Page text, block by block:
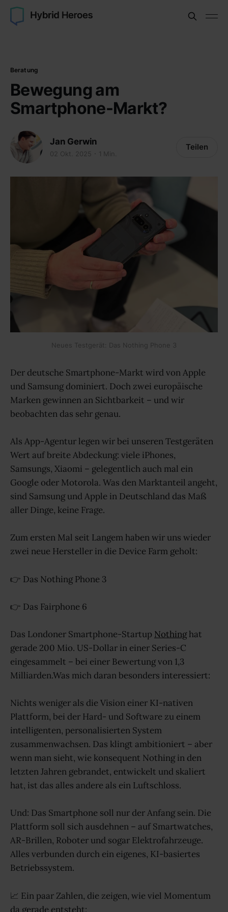
Beratung
Bewegung am
Smartphone-Markt?
Jan Gerwin
02 Okt. 2025 1 Min.
Teilen
Neues Testgerät: Das Nothing Phone 3
Der deutsche Smartphone-Markt wird von Apple
und Samsung dominiert. Doch zwei europäische
Marken gewinnen an Sichtbarkeit – und wir
beobachten das sehr genau.
Als App-Agentur legen wir bei unseren Testgeräten
Wert auf breite Abdeckung: viele iPhones,
Samsungs, Xiaomi – gelegentlich auch mal ein
Google oder Motorola. Was den Marktanteil angeht,
sind Samsung und Apple in Deutschland das Maß
aller Dinge, keine Frage.
Zum ersten Mal seit Langem haben wir uns wieder
zwei neue Hersteller in die Device Farm geholt:
👉 Das Nothing Phone 3
👉 Das Fairphone 6
Das Londoner Smartphone-Startup Nothinghat
gerade 200 Mio. US-Dollar in einer Series-C
eingesammelt – bei einer Bewertung von 1,3
Milliarden.Was mich daran besonders interessiert:
Nichts weniger als die Vision einer KI-nativen
Plattform, bei der Hard- und Software zu einem
intelligenten, personalisierten System
zusammenwachsen. Das klingt ambitioniert – aber
wenn man sieht, wie konsequent Nothing in den
letzten Jahren gebrandet, entwickelt und skaliert
hat, ist das alles andere als ein Luftschloss.
Und: Das Smartphone soll nur der Anfang sein. Die
Plattform soll sich ausdehnen – auf Smartwatches,
AR-Brillen, Roboter und sogar Elektrofahrzeuge.
Alles verbunden durch ein eigenes, KI-basiertes
Betriebssystem.
📈 Ein paar Zahlen, die zeigen, wie viel Momentum
da gerade entsteht: